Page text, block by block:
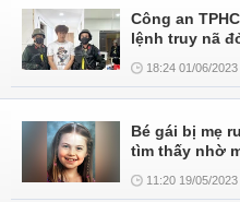
Công an
lệnh truy nã
18:24 01/06/2023
Bé gái bị mẹ
tìm thấy nhờ
11:20 19/05/2023